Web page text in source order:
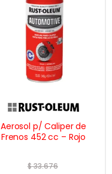
Aerosol p/ Caliper de
Frenos 452 cc – Rojo
$33.676